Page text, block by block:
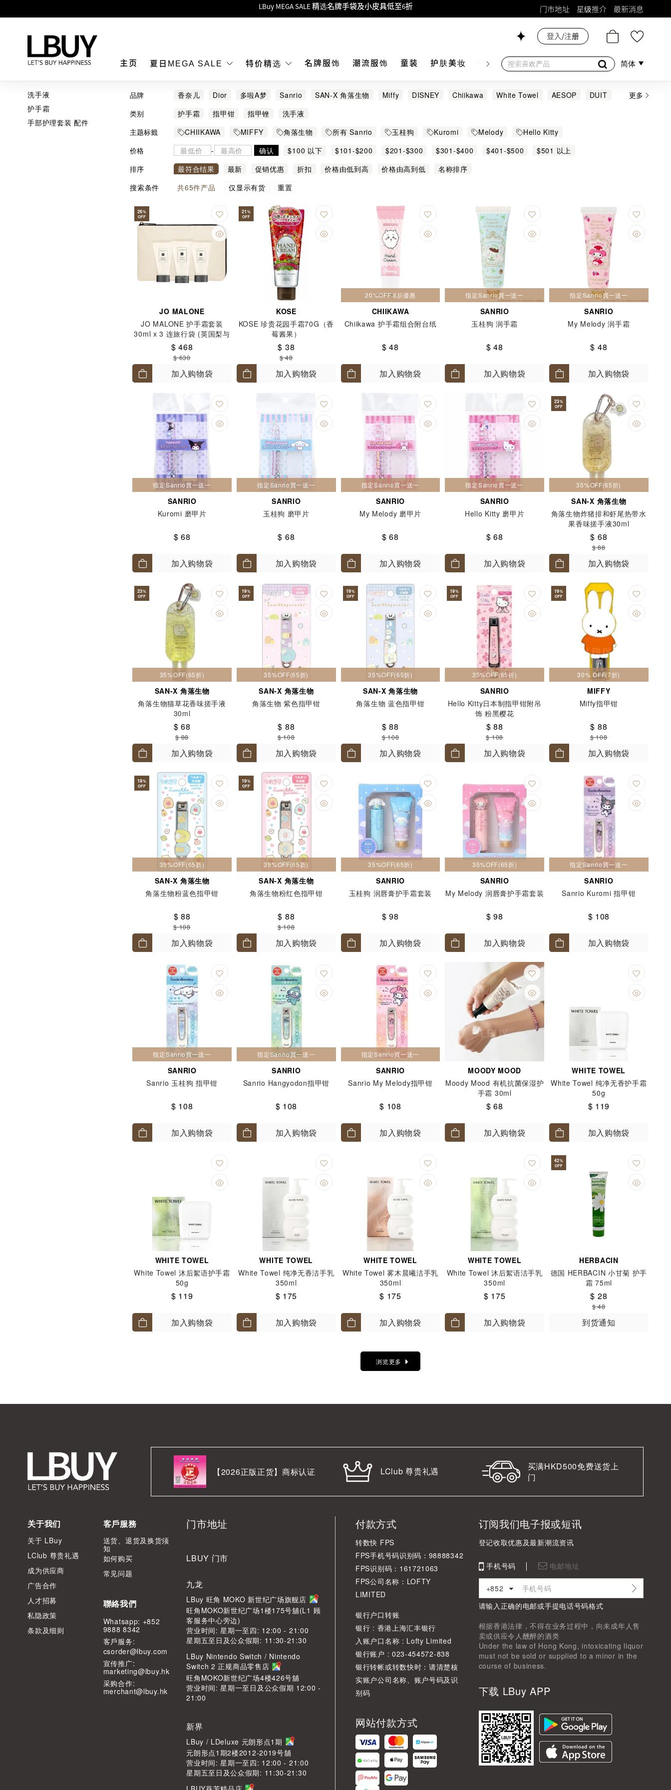
Goyard Hobo / Hobo Mini人气限量特别版限时原价低至75折!
MOKO 1楼175号铺旗舰店特设名牌Hermès、CHANEL及LV专区！
购物满HKD500即享免运费！
LBuy获香港知识产权署颁发2026《正版正货承诺》商标
LBuy MEGA SALE 精选名牌手袋及小皮具低至6折
门市地址 星级推介 最新消息
主页 夏日MEGA SALE 特价精选 名牌服饰 潮流服饰 童装 护肤美妆 香水香薰 个人护理 母婴护理 游戏及精品
登入/注册
简体
洗手液
护手霜
手部护理套装 配件
品牌 香奈儿 Dior 多啦A梦 Sanrio SAN-X 角落生物 Miffy DISNEY Chiikawa White Towel AESOP
DUIT
HERBACIN
JO MALONE KOSE
更多
类别
护手霜 指甲钳 指甲锉
洗手液
主题标籤
CHIIKAWA MIFFY 角落生物 所有 Sanrio 玉桂狗 Kuromi Melody
Hello Kitty
Sanrio 其他熱門角色
价格 - 确认 $100 以下 $101-$200 $201-$300 $301-$400 $401-$500
$501 以上
排序
最符合结果 最新 促销优惠 折扣 价格由低到高 价格由高到低
名称排序
搜索条件
共65件产品 仅显示有货 重置
26%
OFF
JO MALONE
JO MALONE 护手霜套装
30ml x 3 连旅行袋 (英国梨与
小苍兰+黑莓与月桂叶+鼠尾草
与海盐)
$ 468
$ 630
加入购物袋
21%
OFF
KOSE
KOSE 珍贵花园手霜70G（香
莓酱果）
$ 38
$ 48
加入购物袋
20%OFF 8折優惠
CHIIKAWA
Chiikawa 护手霜组合附台纸
$ 48
加入购物袋
指定Sanrio買一送一
SANRIO
玉桂狗 润手霜
$ 48
加入购物袋
指定Sanrio買一送一
SANRIO
My Melody 润手霜
$ 48
加入购物袋
指定Sanrio買一送一
SANRIO
Kuromi 磨甲片
$ 68
加入购物袋
指定Sanrio買一送一
SANRIO
玉桂狗 磨甲片
$ 68
加入购物袋
指定Sanrio買一送一
SANRIO
My Melody 磨甲片
$ 68
加入购物袋
指定Sanrio買一送一
SANRIO
Hello Kitty 磨甲片
$ 68
加入购物袋
23%
OFF
35%OFF(65折)
SAN-X 角落生物
角落生物炸猪排和虾尾热带水
果香味搓手液30ml
$ 68
$ 88
加入购物袋
23%
OFF
35%OFF(65折)
SAN-X 角落生物
角落生物猫草花香味搓手液
30ml
$ 68
$ 88
加入购物袋
19%
OFF
35%OFF(65折)
SAN-X 角落生物
角落生物 紫色指甲钳
$ 88
$ 108
加入购物袋
19%
OFF
35%OFF(65折)
SAN-X 角落生物
角落生物 蓝色指甲钳
$ 88
$ 108
加入购物袋
19%
OFF
35%OFF(65折)
SANRIO
Hello Kitty日本制指甲钳附吊
饰 粉黑樱花
$ 88
$ 108
加入购物袋
19%
OFF
30% OFF(7折)
MIFFY
Miffy指甲钳
$ 88
$ 108
加入购物袋
19%
OFF
35%OFF(65折)
SAN-X 角落生物
角落生物粉蓝色指甲钳
$ 88
$ 108
加入购物袋
19%
OFF
35%OFF(65折)
SAN-X 角落生物
角落生物粉红色指甲钳
$ 88
$ 108
加入购物袋
35%OFF(65折)
SANRIO
玉桂狗 润唇膏护手霜套装
$ 98
加入购物袋
35%OFF(65折)
SANRIO
My Melody 润唇膏护手霜套装
$ 98
加入购物袋
指定Sanrio買一送一
SANRIO
Sanrio Kuromi 指甲钳
$ 108
加入购物袋
指定Sanrio買一送一
SANRIO
Sanrio 玉桂狗 指甲钳
$ 108
加入购物袋
指定Sanrio買一送一
SANRIO
Sanrio Hangyodon指甲钳
$ 108
加入购物袋
指定Sanrio買一送一
SANRIO
Sanrio My Melody指甲钳
$ 108
加入购物袋
MOODY MOOD
Moody Mood 有机抗菌保湿护
手霜 30ml
$ 68
加入购物袋
WHITE TOWEL
White Towel 纯净无香护手霜
50g
$ 119
加入购物袋
WHITE TOWEL
White Towel 沐后絮语护手霜
50g
$ 119
加入购物袋
WHITE TOWEL
White Towel 纯净无香洁手乳
350ml
$ 175
加入购物袋
WHITE TOWEL
White Towel 雾木晨曦洁手乳
350ml
$ 175
加入购物袋
WHITE TOWEL
White Towel 沐后絮语洁手乳
350ml
$ 175
加入购物袋
42%
OFF
HERBACIN
德国 HERBACIN 小甘菊 护手
霜 75ml
$ 28
$ 48
到货通知
浏览更多
【2026正版正货】商标认证 LClub 尊贵礼遇
买满HKD500免费送货上
门
关于我们
关于 LBuy
LClub 尊贵礼遇
成为供应商
广告合作
人才招募
私隐政策
条款及细则
客戶服務
送货、退货及换货须
知
如何购买
常见问题
聯絡我們
Whatsapp: +852
9888 8342
客⼾服务:
csorder@lbuy.com
宣传推广:
marketing@lbuy.hk
采购合作:
merchant@lbuy.hk
门市地址
LBUY 门市
九龙
LBuy 旺角 MOKO 新世纪广场旗舰店
旺角MOKO新世纪广场1楼175号舖(L1 顾
客服务中心旁边)
营业时间: 星期一至四: 12:00 - 21:00
星期五至日及公众假期: 11:30-21:30
LBuy Nintendo Switch / Nintendo
Switch 2 正规商品零售店
旺角MOKO新世纪广场4楼426号舖
营业时间: 星期一至日及公众假期 12:00 -
21:00
新界
LBuy / LDeluxe 元朗形点1期
元朗形点1期2楼2012-2019号舖
营业时间: 星期一至四: 12:00 - 21:00
星期五至日及公众假期: 11:30-21:30
付款方式
转数快 FPS
FPS手机号码识别码：98888342
FPS识别码：161721063
FPS公司名称：LOFTY
LIMITED
银行户口转账
银行 : 香港上海汇丰银行
入账户口名称 : Lofty Limited
银行账户 : 023-454572-838
银行转帐或转数快时：请清楚核
实账户公司名称、账户号码及识
别码
网站付款方式
订阅我们电子报或短讯
登记收取优惠及最新潮流资讯
手机号码 电邮地址
+852
请输入正确的电邮或手提电话号码格式
根据香港法律，不得在业务过程中，向未成年人售
卖或供应令人醺醉的酒类
Under the law of Hong Kong, intoxicating liquor
must not be sold or supplied to a minor in the
course of business.
下载 LBuy APP